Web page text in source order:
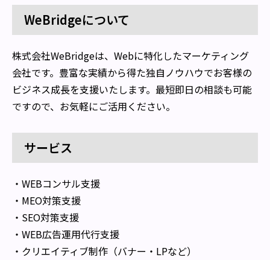
WeBridgeについて
株式会社WeBridgeは、Webに特化したマーケティング
会社です。豊富な実績から得た独自ノウハウでお客様の
ビジネス成長を支援いたします。最短即日の相談も可能
ですので、お気軽にご活用ください。
サービス
・WEBコンサル支援
・MEO対策支援
・SEO対策支援
・WEB広告運用代行支援
・クリエイティブ制作（バナー・LPなど）